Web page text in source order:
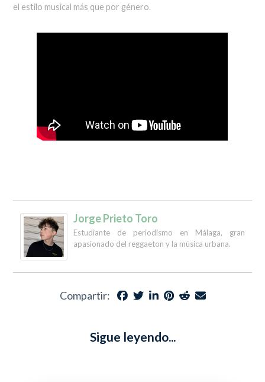
el estilo musical más que por género.
Jorge Prieto Toro
Estudiante de periodismo en Málaga, gran
apasionado del reggaeton y la música urbana.
Compartir:
Sigue leyendo...